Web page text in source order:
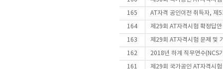
165 AT자격 공인이전 취득자, 제
164 제29회 AT자격시험 확정답
163 제29회 AT자격시험 문제 및
162 2018년 하계 직무연수(NCS
161 제29회 국가공인 AT자격시